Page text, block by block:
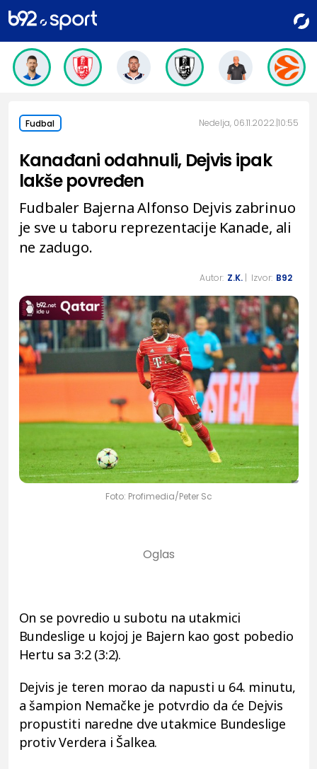
Fudbal Nedelja, 06.11.2022. 10:55
Kanađani odahnuli, Dejvis ipak
lakše povređen
Fudbaler Bajerna Alfonso Dejvis zabrinuo
je sve u taboru reprezentacije Kanade, ali
ne zadugo.
Autor: Z.K.| Izvor: B92
Foto: Profimedia/Peter Sc
On se povredio u subotu na utakmici
Bundeslige u kojoj je Bajern kao gost pobedio
Hertu sa 3:2 (3:2).
Dejvis je teren morao da napusti u 64. minutu,
a šampion Nemačke je potvrdio da će Dejvis
propustiti naredne dve utakmice Bundeslige
protiv Verdera i Šalkea.